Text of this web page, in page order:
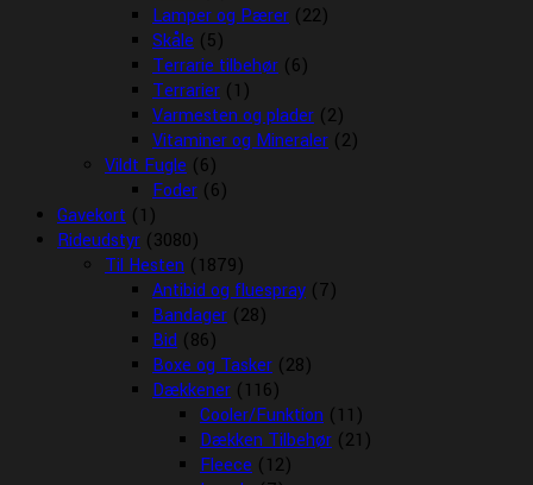
Lamper og Pærer (22)
Skåle (5)
Terrarie tilbehør (6)
Terrarier (1)
Varmesten og plader (2)
Vitaminer og Mineraler (2)
Vildt Fugle (6)
Foder (6)
Gavekort (1)
Rideudstyr (3080)
Til Hesten (1879)
Antibid og fluespray (7)
Bandager (28)
Bid (86)
Boxe og Tasker (28)
Dækkener (116)
Cooler/Funktion (11)
Dækken Tilbehør (21)
Fleece (12)